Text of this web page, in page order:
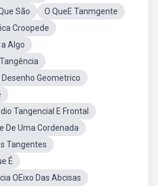
São
O QueE Tanmgente
Croopede
Algo
Geometrico
Tangencial E Frontal
De Uma Cordenada
Tangentes
É
OEixo Das Abcisas